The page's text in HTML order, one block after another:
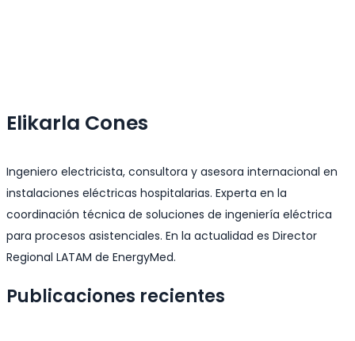
Elikarla Cones
Ingeniero electricista, consultora y asesora internacional en
instalaciones eléctricas hospitalarias. Experta en la
coordinación técnica de soluciones de ingeniería eléctrica
para procesos asistenciales. En la actualidad es Director
Regional LATAM de EnergyMed.
Publicaciones recientes